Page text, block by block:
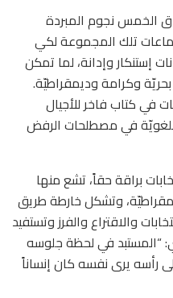
الخمس نجوم المبردة
تلك المجموعة لكي
إستنكار وإدانة، لما تمكن
وكرامة وديمقراطيّة.
في كتاب فاخر للأجيال
في مصطلحات الرفض
براقة حقاً، تشع منها
وتشكل خارطة طريق
والاقتراع والفرز وتستفيد
“المستبد في لحظة جلوسه
رأسه يرى نفسه كان إنساناً